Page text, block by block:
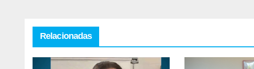
Relacionadas